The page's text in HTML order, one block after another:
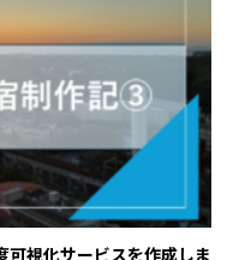
視化サービスを作成しま